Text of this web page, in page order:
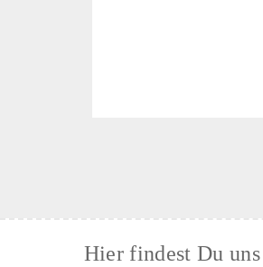
Hier findest Du uns